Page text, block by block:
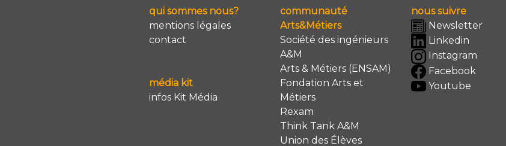
qui sommes nous?
mentions légales
contact
média kit
infos Kit Média
communauté
Arts&Métiers
Société des ingénieurs
A&M
Arts & Métiers (ENSAM)
Fondation Arts et
Métiers
Rexam
Think Tank A&M
Union des Élèves
nous suivre
Newsletter
Linkedin
Instagram
Facebook
Youtube